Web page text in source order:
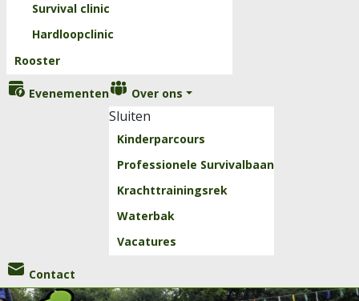
Survival clinic
Hardloopclinic
Rooster
Evenementen Over ons
Sluiten
Kinderparcours
Professionele Survivalbaan
Krachttrainingsrek
Waterbak
Vacatures
Contact